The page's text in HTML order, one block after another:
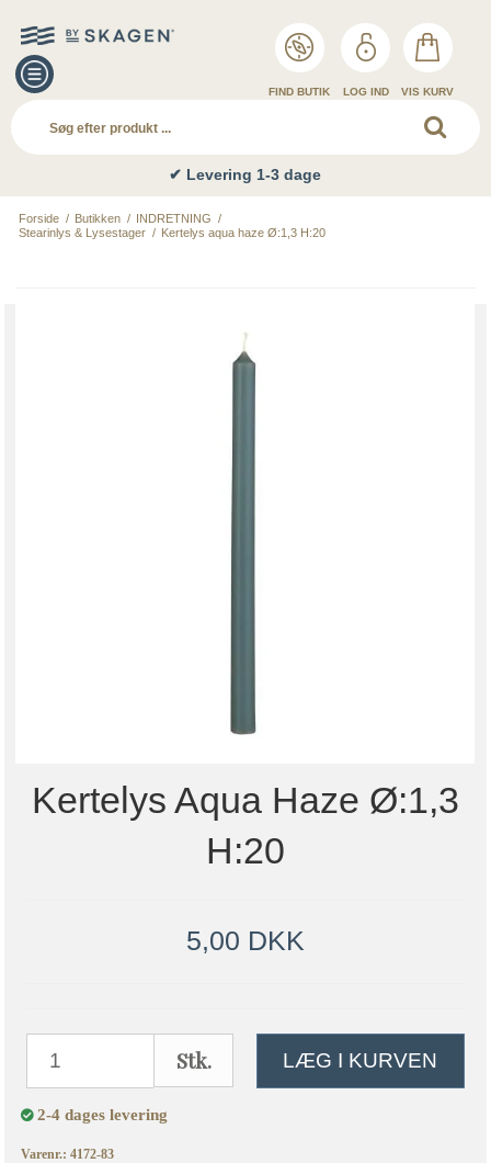
FIND BUTIK LOG IND VIS KURV
✔ Levering 1-3 dage
Forside / Butikken / INDRETNING /
Stearinlys & Lysestager / Kertelys aqua haze Ø:1,3 H:20
Kertelys Aqua Haze Ø:1,3
H:20
5,00 DKK
Stk. LÆG I KURVEN
2-4 dages levering
Varenr.: 4172-83